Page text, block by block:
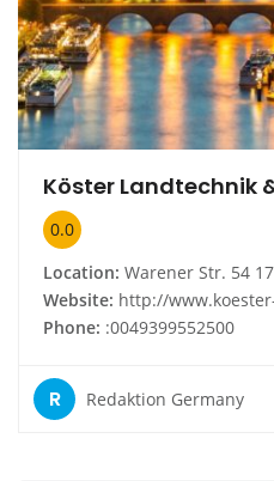
0.0
Location: Warener Str. 54
Website: http://
Phone: :0049399552500
R Redaktion Germany